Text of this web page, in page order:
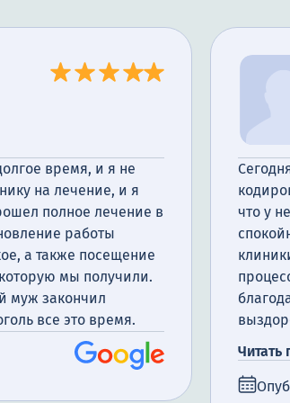
время, и я не
на лечение, и я
полное лечение в
работы
а также посещение
мы получили.
муж закончил
все это время.
что у
Читать